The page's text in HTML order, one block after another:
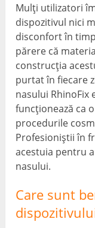
Mulți utilizatori
dispozitivul nici
disconfort în
părere că
construcția
purtat în fiecare
nasului RhinoFix
funcționează ca
procedurile
Profesioniștii în
acestuia pentru
nasului.
Care sunt